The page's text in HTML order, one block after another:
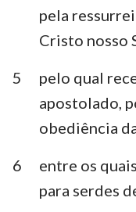
pela
Cristo nosso
5
pelo qual
apostolado,
obediência
6
entre os
para serdes